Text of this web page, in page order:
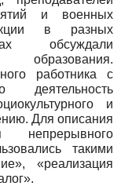
и военных
в разных
обсуждали
образования.
работника с
и
Для описания
непрерывного
такими
«реализация